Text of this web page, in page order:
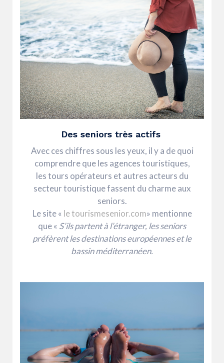
Des seniors très actifs
Avec ces chiffres sous les yeux, il y a de quoi
comprendre que les agences touristiques,
les tours opérateurs et autres acteurs du
secteur touristique fassent du charme aux
seniors.
Le site « le tourismesenior.com» mentionne
que « S’ils partent à l’étranger, les seniors
préfèrent les destinations européennes et le
bassin méditerranéen.